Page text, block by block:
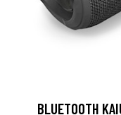
BLUETOOTH